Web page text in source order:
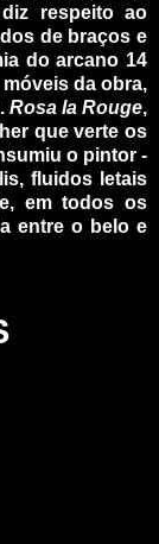
respeito ao
de braços e
do arcano 14
da obra,
Rosa la Rouge,
que verte os
o pintor -
fluidos letais
em todos os
entre o belo e